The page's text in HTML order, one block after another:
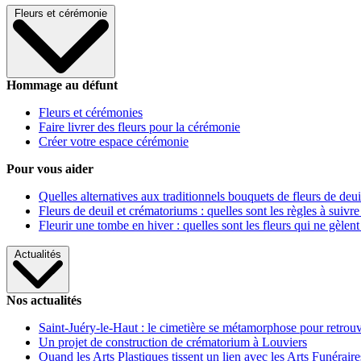
Fleurs et cérémonie
Hommage au défunt
Fleurs et cérémonies
Faire livrer des fleurs pour la cérémonie
Créer votre espace cérémonie
Pour vous aider
Quelles alternatives aux traditionnels bouquets de fleurs de
Fleurs de deuil et crématoriums : quelles sont les règles à
Fleurir une tombe en hiver : quelles sont les fleurs qui ne gèlent
Actualités
Nos actualités
Saint-Juéry-le-Haut : le cimetière se métamorphose pour
Un projet de construction de crématorium à Louviers
Quand les Arts Plastiques tissent un lien avec les Arts